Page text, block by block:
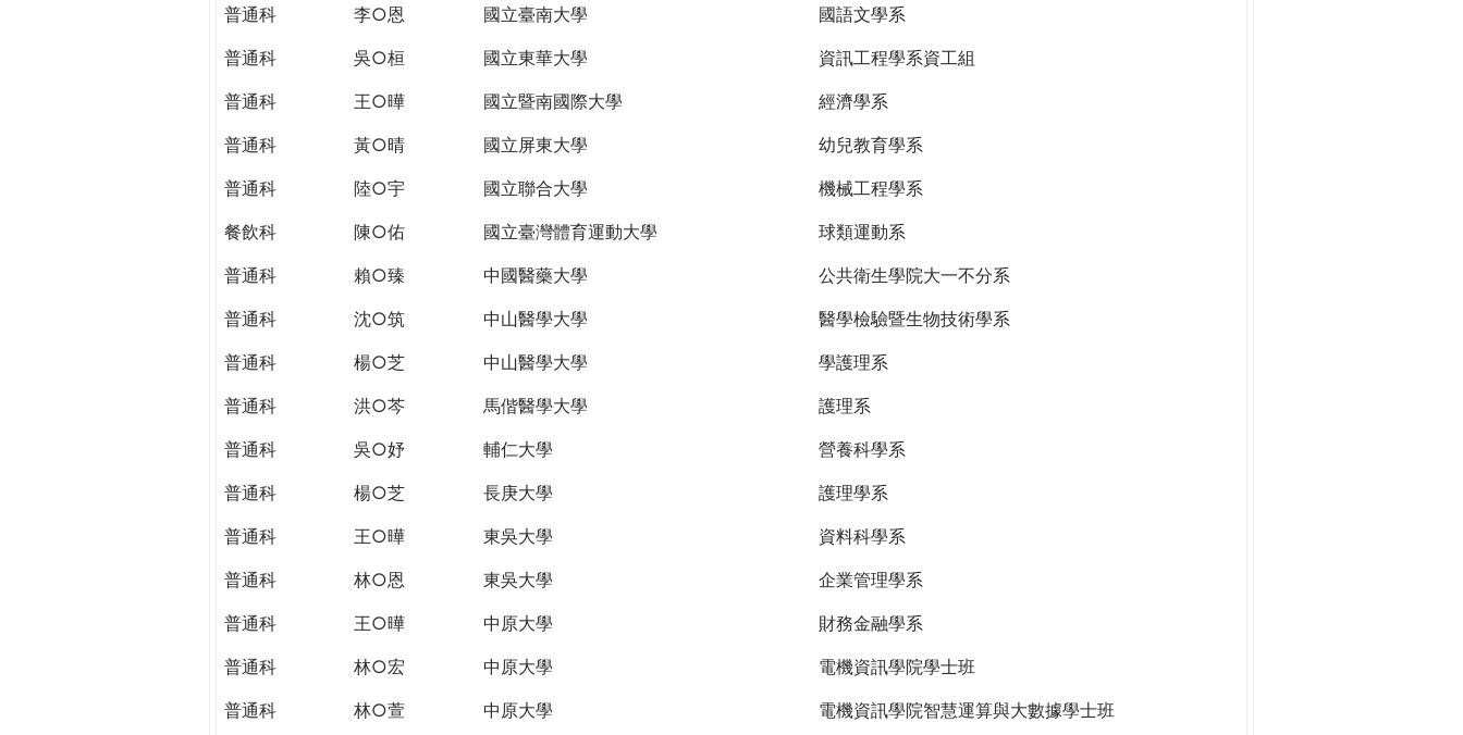
普通科 李○恩 國立臺南大學
國語文學系
普通科
吳○桓 國立東華大學
資訊工程學系資工組
普通科
王○曄 國立暨南國際大學
經濟學系
普通科
黃○晴 國立屏東大學
幼兒教育學系
普通科
陸○宇 國立聯合大學
機械工程學系
餐飲科
陳○佑 國立臺灣體育運動大學
球類運動系
普通科
賴○臻 中國醫藥大學
公共衛生學院大一不分系
普通科
沈○筑 中山醫學大學
醫學檢驗暨生物技術學系
普通科
楊○芝 中山醫學大學
學護理系
普通科
洪○芩 馬偕醫學大學
護理系
普通科
吳○妤 輔仁大學
營養科學系
普通科
楊○芝 長庚大學
護理學系
普通科
王○曄 東吳大學
資料科學系
普通科
林○恩 東吳大學
企業管理學系
普通科
王○曄 中原大學
財務金融學系
普通科
林○宏 中原大學
電機資訊學院學士班
普通科
林○萱 中原大學
電機資訊學院智慧運算與大數據學士班